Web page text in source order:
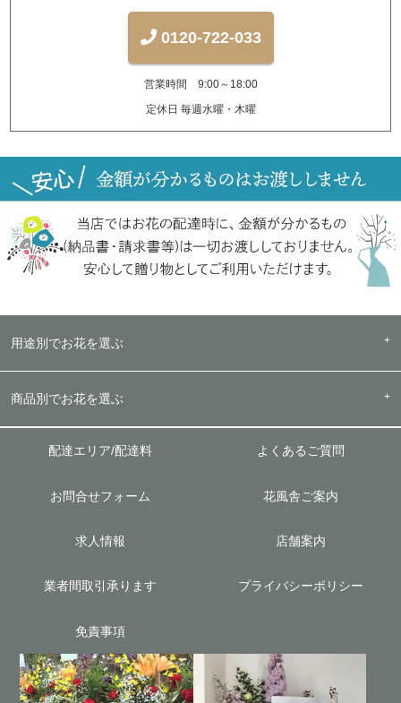
0120-722-033
営業時間 9:00～18:00
定休日 毎週水曜・木曜
用途別でお花を選ぶ
商品別でお花を選ぶ
配達エリア/配達料 よくあるご質問
お問合せフォーム 花風舎ご案内
求人情報 店舗案内
業者間取引承ります プライバシーポリシー
免責事項